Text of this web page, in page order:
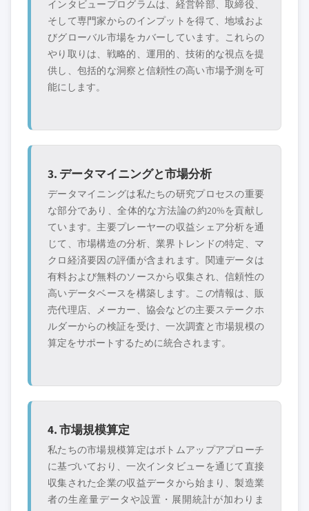
インタビュープログラムは、経営幹部、取締役、
そして専門家からのインプットを得て、地域およ
びグローバル市場をカバーしています。これらの
やり取りは、戦略的、運用的、技術的な視点を提
供し、包括的な洞察と信頼性の高い市場予測を可
能にします。
3. データマイニングと市場分析
データマイニングは私たちの研究プロセスの重要
な部分であり、全体的な方法論の約20%を貢献し
ています。主要プレーヤーの収益シェア分析を通
じて、市場構造の分析、業界トレンドの特定、マ
クロ経済要因の評価が含まれます。関連データは
有料および無料のソースから収集され、信頼性の
高いデータベースを構築します。この情報は、販
売代理店、メーカー、協会などの主要ステークホ
ルダーからの検証を受け、一次調査と市場規模の
算定をサポートするために統合されます。
4. 市場規模算定
私たちの市場規模算定はボトムアップアプローチ
に基づいており、一次インタビューを通じて直接
収集された企業の収益データから始まり、製造業
者の生産量データや設置・展開統計が加わりま